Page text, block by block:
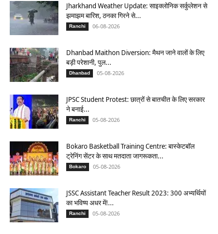
Jharkhand Weather Update: साइक्लोनिक सर्कुलेशन से
झमाझम बारिश, ठनका गिरने से...
Ranchi 06-08-2026
Dhanbad Maithon Diversion: मैथन जाने वालों के लिए
बड़ी परेशानी, पुल...
Dhanbad 05-08-2026
JPSC Student Protest: छात्रों से बातचीत के लिए सरकार
ने बनाई...
Ranchi 05-08-2026
Bokaro Basketball Training Centre: बास्केटबॉल
ट्रेनिंग सेंटर के साथ मतदाता जागरूकता...
Bokaro 05-08-2026
JSSC Assistant Teacher Result 2023: 300 अभ्यर्थियों
का भविष्य अधर में!...
Ranchi 05-08-2026